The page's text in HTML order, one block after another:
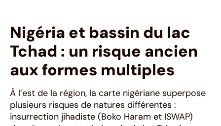
Nigéria et bassin du lac
Tchad : un risque ancien
aux formes multiples
À l’est de la région, la carte nigériane superpose
plusieurs risques de natures différentes :
insurrection jihadiste (Boko Haram et ISWAP)